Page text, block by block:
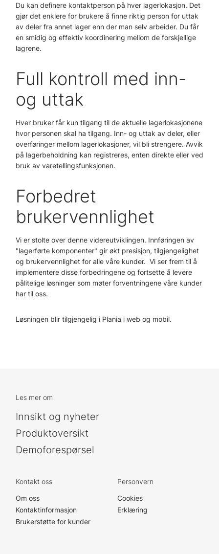
Du kan definere kontaktperson på hver lagerlokasjon. Det
gjør det enklere for brukere å finne riktig person for uttak
av deler fra annet lager enn der man selv arbeider. Du får
en smidig og effektiv koordinering mellom de forskjellige
lagrene.
Full kontroll med inn-
og uttak
Hver bruker får kun tilgang til de aktuelle lagerlokasjonene
hvor personen skal ha tilgang. Inn- og uttak av deler, eller
overføringer mellom lagerlokasjoner, vil bli strengere. Avvik
på lagerbeholdning kan registreres, enten direkte eller ved
bruk av varetellingsfunksjonen.
Forbedret
brukervennlighet
Vi er stolte over denne videreutviklingen. Innføringen av
"lagerførte komponenter" gir økt presisjon, tilgjengelighet
og brukervennlighet for alle våre kunder. Vi ser frem til å
implementere disse forbedringene og fortsette å levere
pålitelige løsninger som møter forventningene våre kunder
har til oss.
Løsningen blir tilgjengelig i Plania i web og mobil.
Les mer om
Innsikt og nyheter
Produktoversikt
Demoforespørsel
Kontakt oss
Om oss
Kontaktinformasjon
Brukerstøtte for kunder
Personvern
Cookies
Erklæring